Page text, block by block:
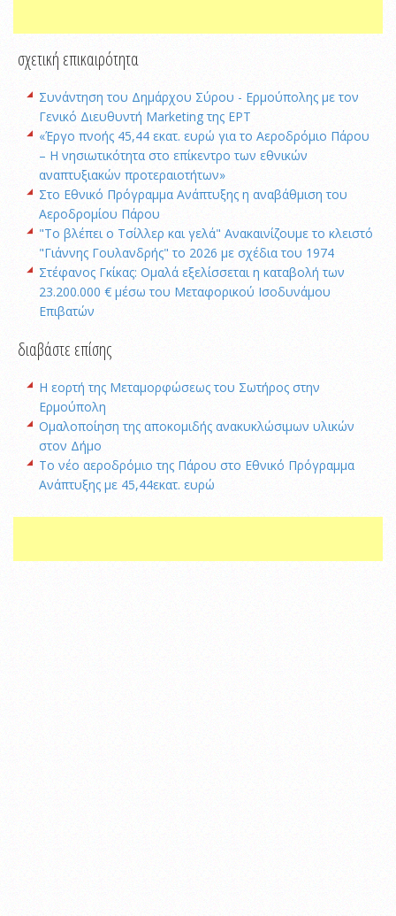
σχετική επικαιρότητα
Συνάντηση του Δημάρχου Σύρου - Ερμούπολης με τον
Γενικό Διευθυντή Marketing της ΕΡΤ
«Έργο πνοής 45,44 εκατ. ευρώ για το Αεροδρόμιο Πάρου
– Η νησιωτικότητα στο επίκεντρο των εθνικών
αναπτυξιακών προτεραιοτήτων»
Στο Εθνικό Πρόγραμμα Ανάπτυξης η αναβάθμιση του
Αεροδρομίου Πάρου
"Το βλέπει ο Τσίλλερ και γελά" Ανακαινίζουμε το κλειστό
"Γιάννης Γουλανδρής" το 2026 με σχέδια του 1974
Στέφανος Γκίκας: Ομαλά εξελίσσεται η καταβολή των
23.200.000 € μέσω του Μεταφορικού Ισοδυνάμου
Επιβατών
διαβάστε επίσης
Η εορτή της Μεταμορφώσεως του Σωτήρος στην
Ερμούπολη
Ομαλοποίηση της αποκομιδής ανακυκλώσιμων υλικών
στον Δήμο
Το νέο αεροδρόμιο της Πάρου στο Εθνικό Πρόγραμμα
Ανάπτυξης με 45,44εκατ. ευρώ